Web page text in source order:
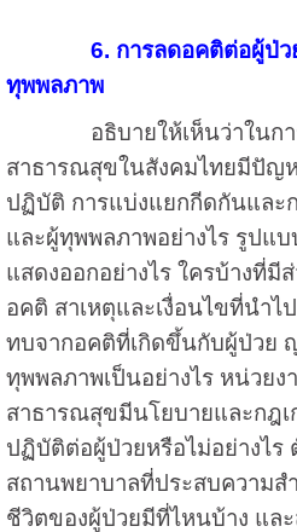
6. การลดอคติต่อผู้ป่
ทุพพลภาพ
อธิบายให้เห็นว่าในการ
สาธารณสุขในสังคมไทยมีปัญห
ปฏิบัติ การแบ่งแยกกีดกันและ
และผู้ทุพพลภาพอย่างไร รูปแ
แสดงออกอย่างไร ใครบ้างที่มี
อคติ สาเหตุและเงื่อนไขที่นำไ
ทบจากอคติที่เกิดขึ้นกับผู้ป่วย
ทุพพลภาพเป็นอย่างไร หน่วย
สาธารณสุขมีนโยบายและกฎเ
ปฏิบัติต่อผู้ป่วยหรือไม่อย่างไร
สถานพยาบาลที่ประสบความส
ชีวิตของผู้ป่วยมีที่ไหนบ้าง แล